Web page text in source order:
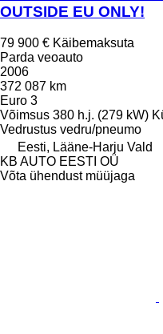
OUTSIDE EU ONLY!
79 900 € Käibemaksuta
Parda veoauto
2006
372 087 km
Euro 3
Võimsus 380 h.j. (279 kW)
Vedrustus vedru/pneumo
Eesti, Lääne-Harju Vald
KB AUTO EESTI OÜ
Võta ühendust müüjaga